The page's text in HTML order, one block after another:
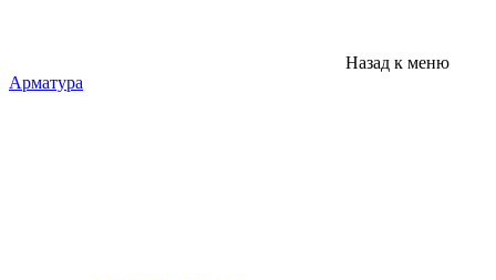
Назад к меню
Арматура